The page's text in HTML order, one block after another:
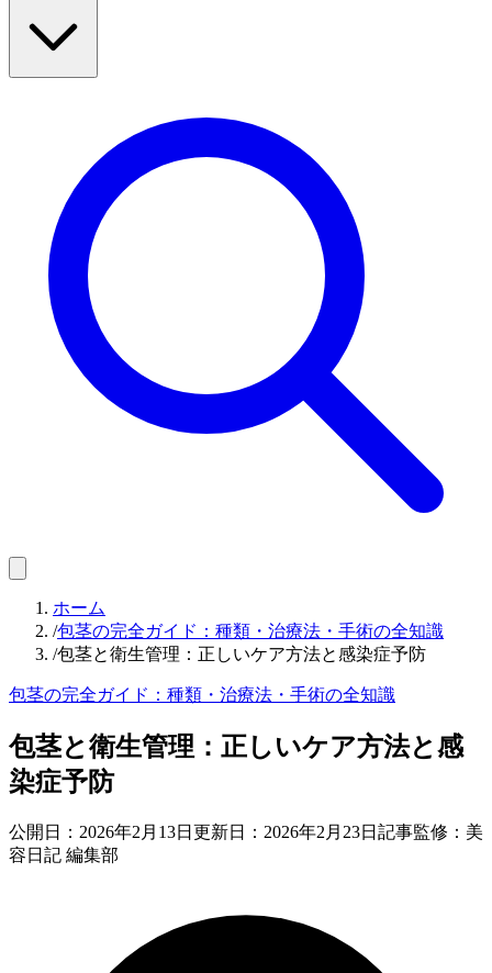
ホーム
/包茎の完全ガイド：種類・治療法・手術の全知識
/包茎と衛生管理：正しいケア方法と感染症予防
包茎の完全ガイド：種類・治療法・手術の全知識
包茎と衛生管理：正しいケア方法と感
染症予防
公開日： 2026年2月13日 更新日： 2026年2月23日 記事監修：美
容日記 編集部